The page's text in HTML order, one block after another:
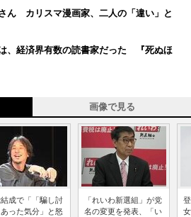
ん カリスマ漫画家、二人の「違い」と
、経済界有数の読書家だった 『死ぬほ
画像で見る
成で「「騙し討
った気分」と怒
「れいわ新選組」が党
名の変更を発表、「い